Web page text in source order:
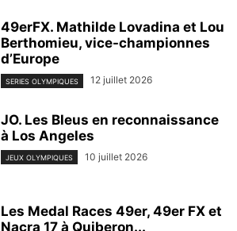
49erFX. Mathilde Lovadina et Lou
Berthomieu, vice-championnes
d’Europe
SERIES OLYMPIQUES 12 juillet 2026
JO. Les Bleus en reconnaissance
à Los Angeles
JEUX OLYMPIQUES 10 juillet 2026
Les Medal Races 49er, 49er FX et
Nacra 17 à Quiberon...